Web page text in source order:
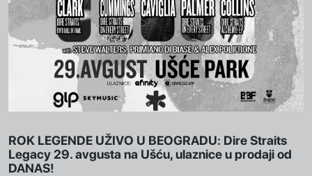
ROK LEGENDE UŽIVO U BEOGRADU: Dire Straits
Legacy 29. avgusta na Ušću, ulaznice u prodaji od
DANAS!